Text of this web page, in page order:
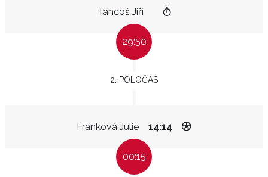
Tancoš Jiří
29:50
2. POLOČAS
Franková Julie 14:14
00:15